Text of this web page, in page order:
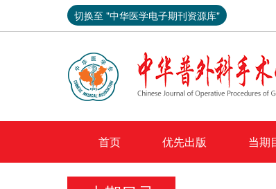
切换至 "中华医学电子期刊资源库"
首页 优先出版 当期